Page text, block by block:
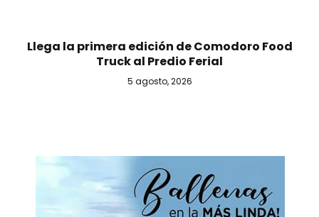
Llega la primera edición de Comodoro Food
Truck al Predio Ferial
5 agosto, 2026